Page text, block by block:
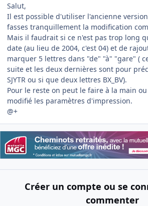
Salut,
Il est possible d'utiliser l'ancienne
fasses tranquillement la modification
Mais il faudrait si ce n'est pas trop long
date (au lieu de 2004, c'est 04) et de
marquer 5 lettres dans "de" "à" "gare" (
suite et les deux dernières sont pour
SJYTR ou si que deux lettres BX_ BV).
Pour le reste on peut le faire à la main
modifié les paramètres d'impression.
@+
Créer un compte ou se
commenter